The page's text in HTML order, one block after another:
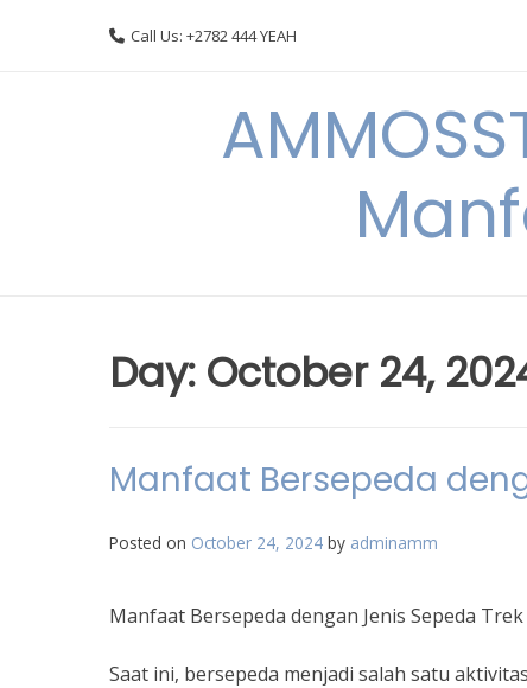
Call Us: +2782 444 YEAH
Day: October 24,
Manfaat Bersepeda
Posted on October 24, 2024 by adminamm
Manfaat Bersepeda dengan Jenis Sepeda Trek
Saat ini, bersepeda menjadi salah satu